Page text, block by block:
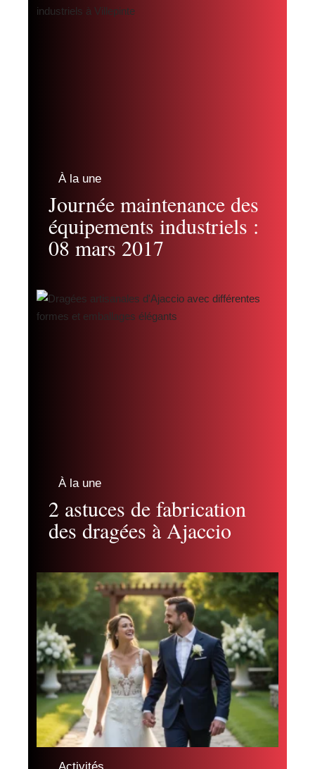
À la une
Journée maintenance des
équipements industriels :
08 mars 2017
À la une
2 astuces de fabrication
des dragées à Ajaccio
Activités